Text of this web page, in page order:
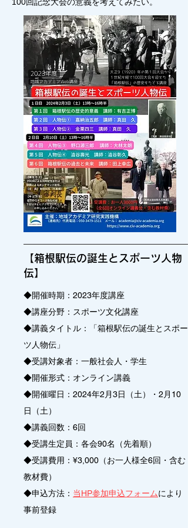
【箱根駅伝の誕生とスポーツ人物
伝】
◆開催時期：2023年度講座
◆講座分野：スポーツ文化講座
◆講義タイトル：「箱根駅伝の誕生とスポー
ツ人物伝」
◆受講対象者：一般社会人・学生
◆開催形式：オンライン講義
◆開催曜日：2024年2月3日（土）・2月10
日（土）
◆講義回数：6回
◆受講生定員：各会90名（先着順）
◆受講費用：¥3,000（お一人様全6回・含む
教材費）
◆申込方法： 当HP参加申込フォームにより
事前登録